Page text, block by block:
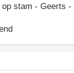
op stam - Geerts -